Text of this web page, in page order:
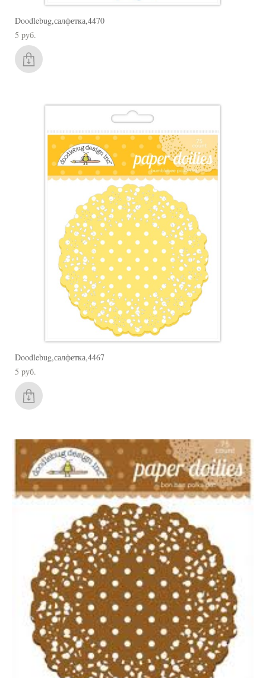
Doodlebug,салфетка,4470
5 pуб.
Doodlebug,салфетка,4467
5 pуб.